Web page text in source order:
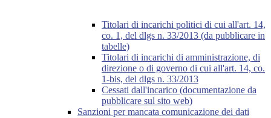
Titolari di incarichi politici di cui all'art. 14,
co. 1, del dlgs n. 33/2013 (da pubblicare in
tabelle)
Titolari di incarichi di amministrazione, di
direzione o di governo di cui all'art. 14, co.
1-bis, del dlgs n. 33/2013
Cessati dall'incarico (documentazione da
pubblicare sul sito web)
Sanzioni per mancata comunicazione dei dati